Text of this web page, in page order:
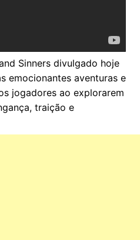
Sinners divulgado hoje
emocionantes aventuras e
jogadores ao explorarem
traição e